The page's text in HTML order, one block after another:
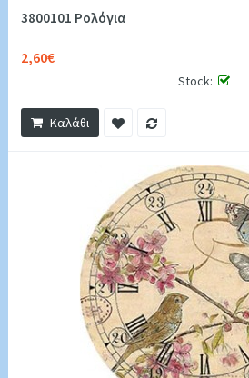
3800101 Ρολόγια
2,60€
Stock:
Καλάθι